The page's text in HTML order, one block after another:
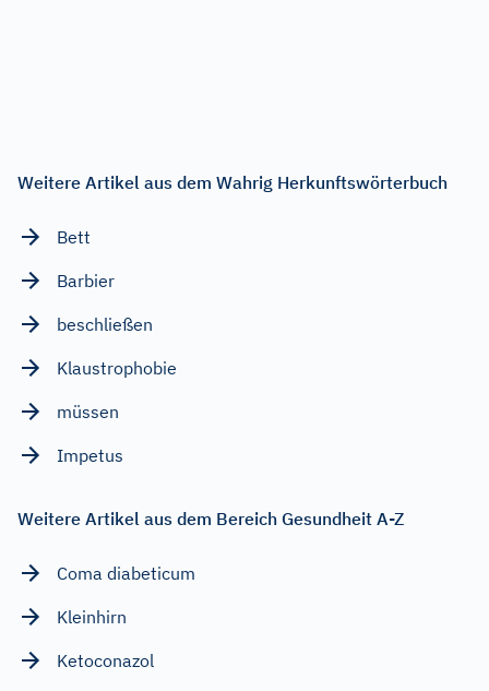
Weitere Artikel aus dem Wahrig Herkunftswörterbuch
Bett
Barbier
beschließen
Klaustrophobie
müssen
Impetus
Weitere Artikel aus dem Bereich Gesundheit A-Z
Coma diabeticum
Kleinhirn
Ketoconazol